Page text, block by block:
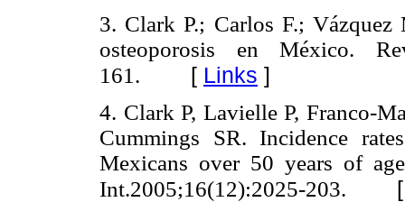
3. Clark P.; Carlos F.;
osteoporosis en México.
161. [ Links ]
4. Clark P, Lavielle P, Franco-
Cummings SR. Incidence
Mexicans over 50 years of
Int.2005;16(12):2025-203.